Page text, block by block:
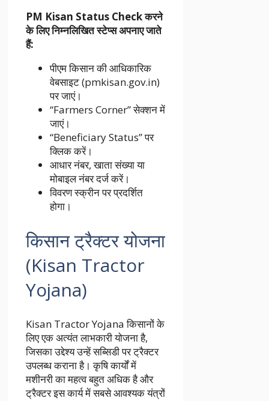
PM Kisan Status Check करने
के लिए निम्नलिखित स्टेप्स अपनाए जाते
हैं:
पीएम किसान की आधिकारिक
वेबसाइट (pmkisan.gov.in)
पर जाएं।
“Farmers Corner” सेक्शन में
जाएं।
“Beneficiary Status” पर
क्लिक करें।
आधार नंबर, खाता संख्या या
मोबाइल नंबर दर्ज करें।
विवरण स्क्रीन पर प्रदर्शित
होगा।
किसान ट्रैक्टर योजना
(Kisan Tractor
Yojana)
Kisan Tractor Yojana किसानों के
लिए एक अत्यंत लाभकारी योजना है,
जिसका उद्देश्य उन्हें सब्सिडी पर ट्रैक्टर
उपलब्ध कराना है। कृषि कार्यों में
मशीनरी का महत्व बहुत अधिक है और
ट्रैक्टर इस कार्य में सबसे आवश्यक यंत्रों